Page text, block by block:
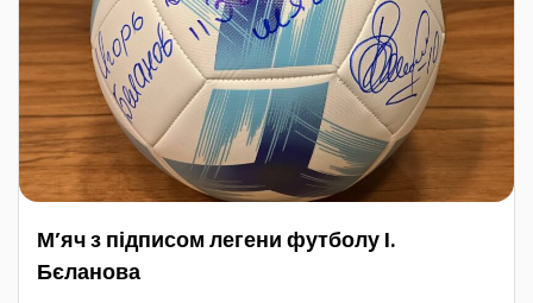
Мʼяч з підписом легени футболу I.
Бєланова